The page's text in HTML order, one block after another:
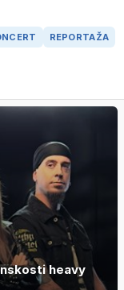
REPORTAŽA
heavy